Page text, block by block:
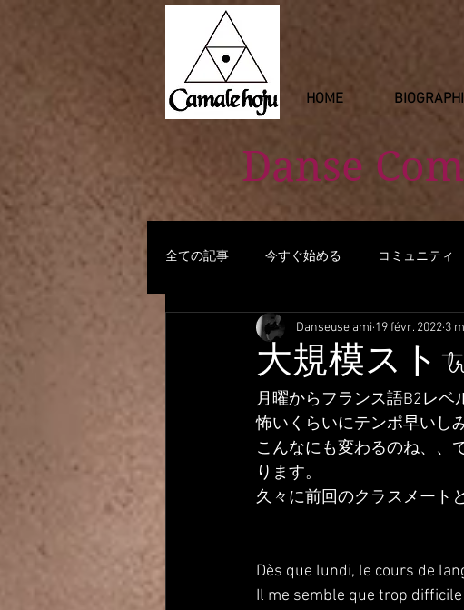
HOME
Danse
全ての記事 今すぐ始める コミュニティ
大規模スト
Danseuse ami 19 févr. 2022 3
月曜からフランス語B2レベ
怖いくらいにテンポ早いし
こんなにも変わるのね、、
ります。
久々に前回のクラスメート
Dès que lundi, le cours de
Il me semble que trop